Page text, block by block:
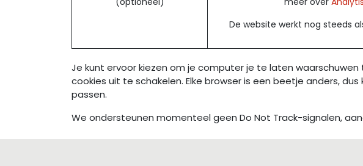
De website werkt nog steeds
Je kunt ervoor kiezen om je computer je te laten
cookies uit te schakelen. Elke browser is een beetje anders,
passen.
We ondersteunen momenteel geen Do Not Track-signalen,